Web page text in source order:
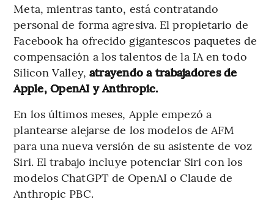
Meta, mientras tanto, está contratando
personal de forma agresiva. El propietario de
Facebook ha ofrecido gigantescos paquetes de
compensación a los talentos de la IA en todo
Silicon Valley, atrayendo a trabajadores de
Apple, OpenAI y Anthropic.
En los últimos meses, Apple empezó a
plantearse alejarse de los modelos de AFM
para una nueva versión de su asistente de voz
Siri. El trabajo incluye potenciar Siri con los
modelos ChatGPT de OpenAI o Claude de
Anthropic PBC.